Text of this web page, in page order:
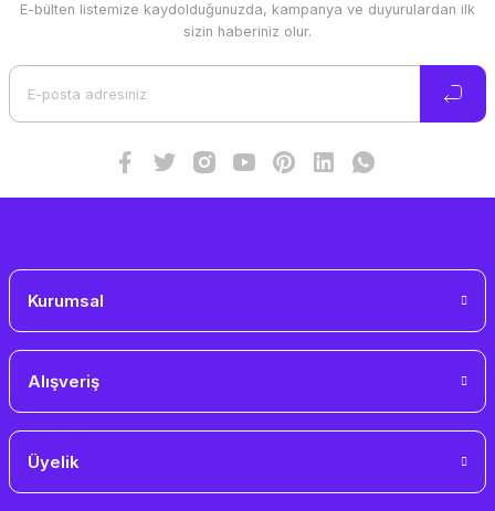
Ürün resmi kalitesiz, bozuk veya görüntülenemiyor.
E-bülten listemize kaydolduğunuzda, kampanya ve duyurulardan ilk
sizin haberiniz olur.
Kurumsal
Alışveriş
Üyelik